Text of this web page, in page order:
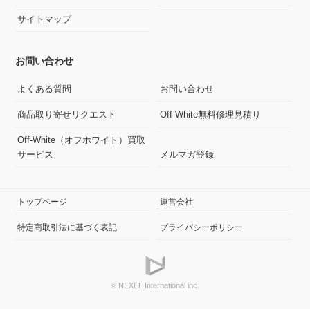
サイトマップ
お問い合わせ
よくある質問 お問い合わせ
商品取り寄せリクエスト Off-White無料修理見積り
Off-White（オフホワイト）買取
サービス
メルマガ登録
トップページ 運営会社
特定商取引法に基づく表記 プライバシーポリシー
© NEXEL International inc.